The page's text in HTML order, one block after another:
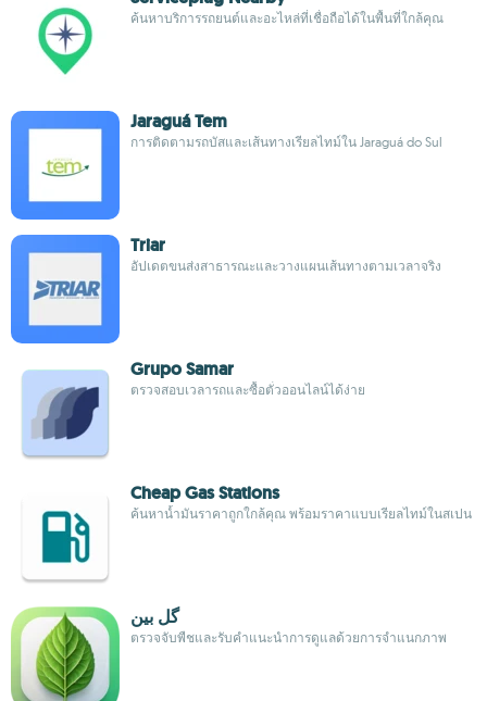
ค้นหาบริการรถยนต์และอะไหล่ที่เชื่อถือได้ในพื้นที่ใกล้คุณ
Jaraguá Tem
การติดตามรถบัสและเส้นทางเรียลไทม์ใน Jaraguá do Sul
Triar
อัปเดตขนส่งสาธารณะและวางแผนเส้นทางตามเวลาจริง
Grupo Samar
ตรวจสอบเวลารถและซื้อตั๋วออนไลน์ได้ง่าย
Cheap Gas Stations
ค้นหาน้ำมันราคาถูกใกล้คุณ พร้อมราคาแบบเรียลไทม์ในสเปน
گل بین
ตรวจจับพืชและรับคำแนะนำการดูแลด้วยการจำแนกภาพ